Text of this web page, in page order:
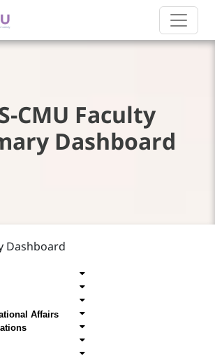
CMU Faculty
Dashboard
Dashboard